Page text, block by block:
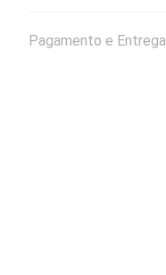
Pagamento e Entrega